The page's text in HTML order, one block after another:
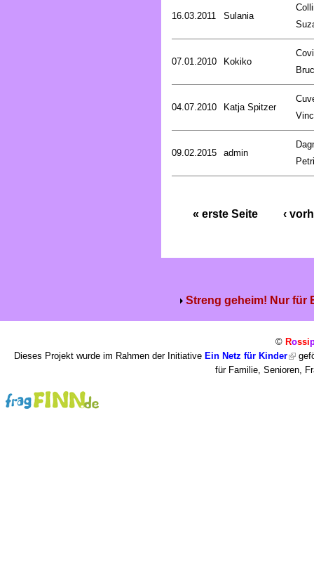
16.03.2011 Sulania
07.01.2010 Kokiko
04.07.2010 Katja Spitzer
09.02.2015 admin
« erste Seite ‹
Streng geheim! Nur für
© Rossi
Dieses Projekt wurde im Rahmen der Initiative Ein Netz für Kinder
für Familie, Senioren,